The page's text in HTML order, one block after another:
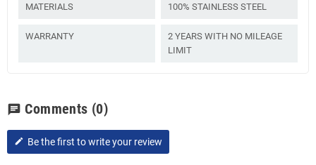
MATERIALS 100% STAINLESS STEEL
WARRANTY
2 YEARS WITH NO MILEAGE
LIMIT
chat Comments (0)
edit Be the first to write your review